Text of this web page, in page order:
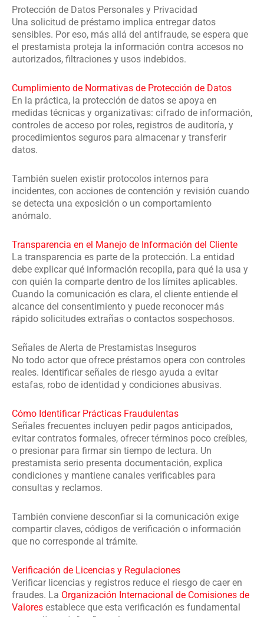
Protección de Datos Personales y Privacidad
Una solicitud de préstamo implica entregar datos
sensibles. Por eso, más allá del antifraude, se espera que
el prestamista proteja la información contra accesos no
autorizados, filtraciones y usos indebidos.
Cumplimiento de Normativas de Protección de Datos
En la práctica, la protección de datos se apoya en
medidas técnicas y organizativas: cifrado de información,
controles de acceso por roles, registros de auditoría, y
procedimientos seguros para almacenar y transferir
datos.
También suelen existir protocolos internos para
incidentes, con acciones de contención y revisión cuando
se detecta una exposición o un comportamiento
anómalo.
Transparencia en el Manejo de Información del Cliente
La transparencia es parte de la protección. La entidad
debe explicar qué información recopila, para qué la usa y
con quién la comparte dentro de los límites aplicables.
Cuando la comunicación es clara, el cliente entiende el
alcance del consentimiento y puede reconocer más
rápido solicitudes extrañas o contactos sospechosos.
Señales de Alerta de Prestamistas Inseguros
No todo actor que ofrece préstamos opera con controles
reales. Identificar señales de riesgo ayuda a evitar
estafas, robo de identidad y condiciones abusivas.
Cómo Identificar Prácticas Fraudulentas
Señales frecuentes incluyen pedir pagos anticipados,
evitar contratos formales, ofrecer términos poco creíbles,
o presionar para firmar sin tiempo de lectura. Un
prestamista serio presenta documentación, explica
condiciones y mantiene canales verificables para
consultas y reclamos.
También conviene desconfiar si la comunicación exige
compartir claves, códigos de verificación o información
que no corresponde al trámite.
Verificación de Licencias y Regulaciones
Verificar licencias y registros reduce el riesgo de caer en
fraudes. La Organización Internacional de Comisiones de
Valores establece que esta verificación es fundamental